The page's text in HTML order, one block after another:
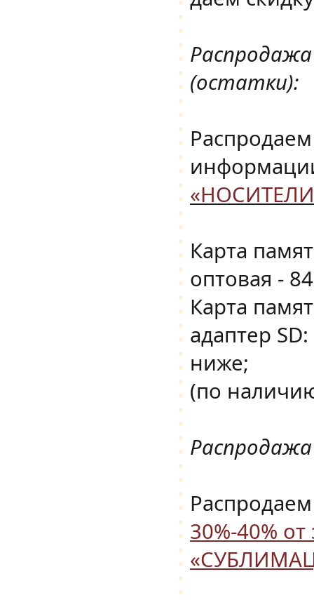
(остатки):
Карта
оптовая -
Карта
адаптер
ниже;
(по
30%-40%